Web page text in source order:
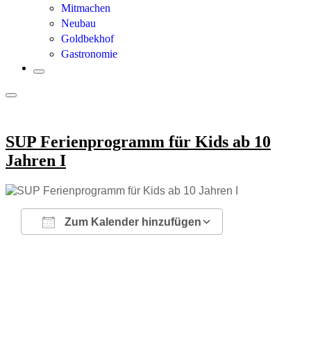
Mitmachen
Neubau
Goldbekhof
Gastronomie
SUP Ferienprogramm für Kids ab 10
Jahren I
Zum Kalender hinzufügen